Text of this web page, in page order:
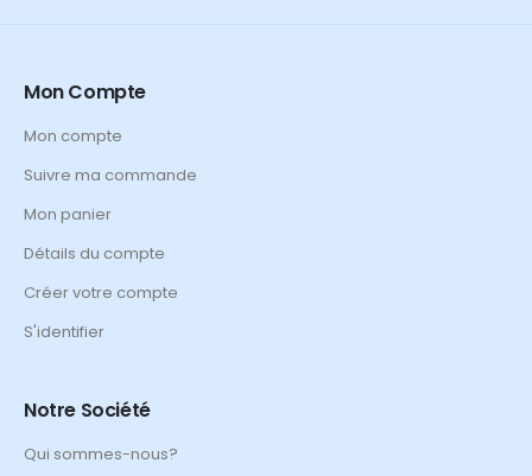
Mon Compte
Mon compte
Suivre ma commande
Mon panier
Détails du compte
Créer votre compte
S'identifier
Notre Société
Qui sommes-nous?